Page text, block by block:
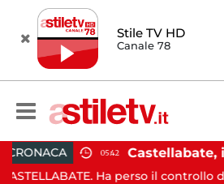
Stile TV HD
Canale 78
05:42
Ha perso il controllo della moto